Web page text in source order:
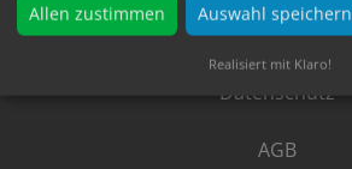
Impressum
Datenschutz
AGB
Allen zustimmen Auswahl speichern
Realisiert mit Klaro!